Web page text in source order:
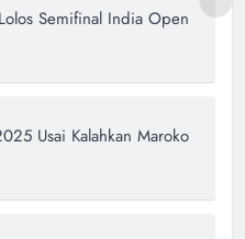
Semifinal India Open
Usai Kalahkan Maroko